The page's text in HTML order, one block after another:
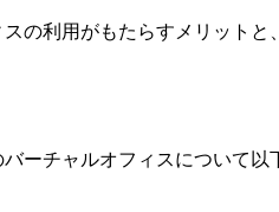
の利用がもたらすメリットと
ーチャルオフィスについて以